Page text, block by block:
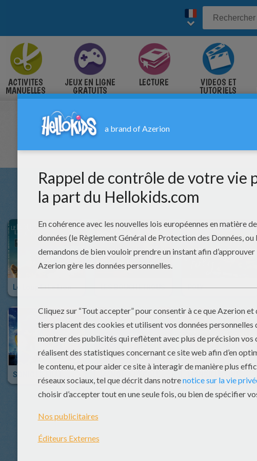
ACTIVITES
MANUELLES
JEUX EN LIGNE
GRATUITS
LECTURE VIDÉOS ET
TUTORIELS
Le Loup Et Le Lion LES BOUCHETROUS POLY
SONIC LE FILM